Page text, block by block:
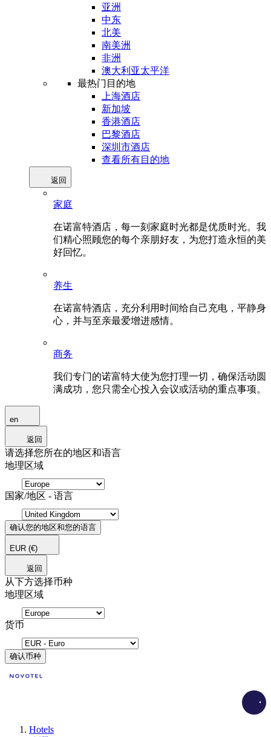
亚洲
中东
北美
南美洲
非洲
澳大利亚太平洋
最热门目的地
上海酒店
新加坡
香港酒店
巴黎酒店
深圳市酒店
查看所有目的地
返回
家庭
在诺富特酒店，每一刻家庭时光都是优质时光。我
们精心照顾您的每个亲朋好友，为您打造永恒的美
好回忆。
养生
在诺富特酒店，充分利用时间给自己充电，平静身
心，并与至亲最爱增进感情。
商务
我们专门的诺富特大使为您打理一切，确保活动圆
满成功，您只需全心投入会议或活动的重点事项。
en
返回
请选择您所在的地区和语言
地理区域
国家/地区 - 语言
确认您的地区和您的语言
EUR (€)
返回
从下方选择币种
地理区域
货币
确认币种
Hotels